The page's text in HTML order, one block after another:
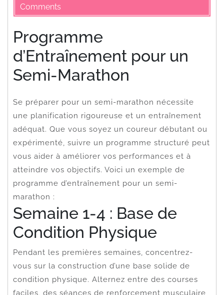
Comments
Programme
d’Entraînement pour un
Semi-Marathon
Se préparer pour un semi-marathon nécessite
une planification rigoureuse et un entraînement
adéquat. Que vous soyez un coureur débutant ou
expérimenté, suivre un programme structuré peut
vous aider à améliorer vos performances et à
atteindre vos objectifs. Voici un exemple de
programme d’entraînement pour un semi-
marathon :
Semaine 1-4 : Base de
Condition Physique
Pendant les premières semaines, concentrez-
vous sur la construction d’une base solide de
condition physique. Alternez entre des courses
faciles, des séances de renforcement musculaire